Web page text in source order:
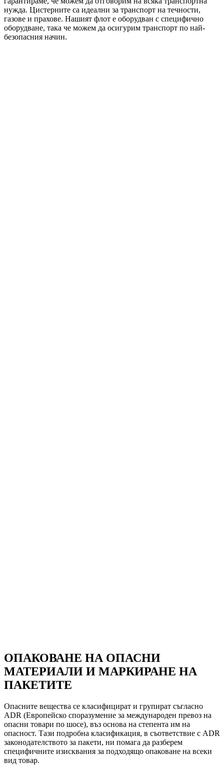
нужда. Цистерните са идеални за транспорт на течности,
газове и прахове. Нашият флот е оборудван с специфично
оборудване, така че можем да осигурим транспорт по най-
безопасния начин.
ОПАКОВАНЕ НА ОПАСНИ
МАТЕРИАЛИ И МАРКИРАНЕ НА
ПАКЕТИТЕ
Опасните вещества се класифицират и групират съгласно
ADR (Европейско споразумение за международен превоз на
опасни товари по шосе), въз основа на степента им на
опасност. Тази подробна класификация, в съответствие с ADR
законодателството за пакети, ни помага да разберем
специфичните изисквания за подходящо опаковане на всеки
вид товар.